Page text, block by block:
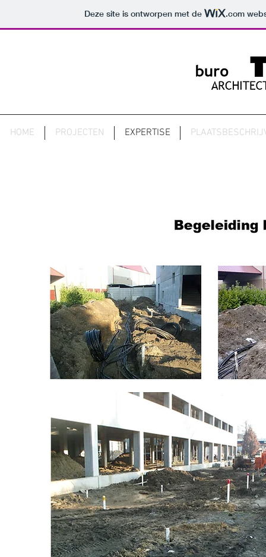
Deze site is ontworpen met de .com
HOME PROJECTEN EXPERTISE